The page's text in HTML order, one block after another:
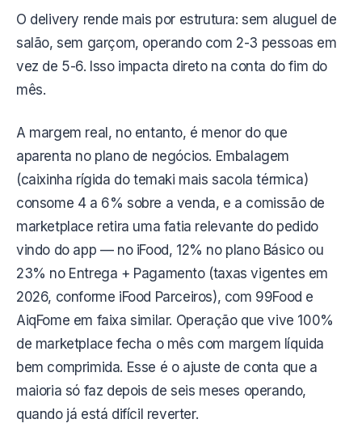
O delivery rende mais por estrutura: sem aluguel de
salão, sem garçom, operando com 2-3 pessoas em
vez de 5-6. Isso impacta direto na conta do fim do
mês.
A margem real, no entanto, é menor do que
aparenta no plano de negócios. Embalagem
(caixinha rígida do temaki mais sacola térmica)
consome 4 a 6% sobre a venda, e a comissão de
marketplace retira uma fatia relevante do pedido
vindo do app — no iFood, 12% no plano Básico ou
23% no Entrega + Pagamento (taxas vigentes em
2026, conforme iFood Parceiros), com 99Food e
AiqFome em faixa similar. Operação que vive 100%
de marketplace fecha o mês com margem líquida
bem comprimida. Esse é o ajuste de conta que a
maioria só faz depois de seis meses operando,
quando já está difícil reverter.